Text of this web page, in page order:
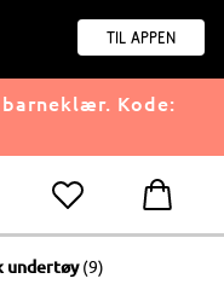
til appen
barneklær. Kode:
undertøy (9)